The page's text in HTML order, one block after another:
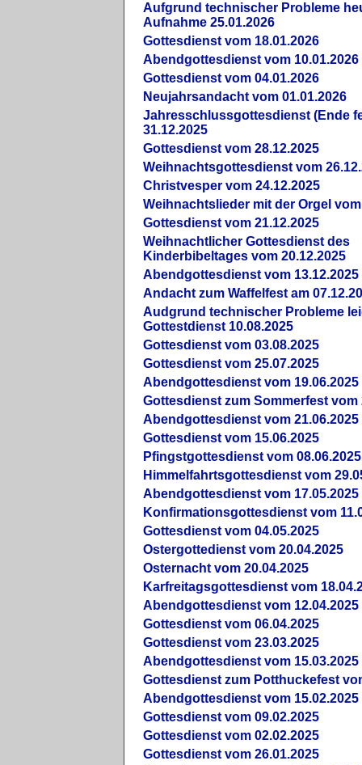
Aufgrund technischer Probleme
Aufnahme 25.01.2026
Gottesdienst vom 18.01.2026
Abendgottesdienst vom 10.01.2026
Gottesdienst vom 04.01.2026
Neujahrsandacht vom 01.01.2026
Jahresschlussgottesdienst (Ende
31.12.2025
Gottesdienst vom 28.12.2025
Weihnachtsgottesdienst vom
Christvesper vom 24.12.2025
Weihnachtslieder mit der Orgel vom
Gottesdienst vom 21.12.2025
Weihnachtlicher Gottesdienst des
Kinderbibeltages vom 20.12.2025
Abendgottesdienst vom 13.12.2025
Andacht zum Waffelfest am
Audgrund technischer Probleme
Gottestdienst 10.08.2025
Gottesdienst vom 03.08.2025
Gottesdienst vom 25.07.2025
Abendgottesdienst vom 19.06.2025
Gottesdienst zum Sommerfest vom
Abendgottesdienst vom 21.06.2025
Gottesdienst vom 15.06.2025
Pfingstgottesdienst vom 08.06.2025
Himmelfahrtsgottesdienst vom
Abendgottesdienst vom 17.05.2025
Konfirmationsgottesdienst vom
Gottesdienst vom 04.05.2025
Ostergottedienst vom 20.04.2025
Osternacht vom 20.04.2025
Karfreitagsgottesdienst vom
Abendgottesdienst vom 12.04.2025
Gottesdienst vom 06.04.2025
Gottesdienst vom 23.03.2025
Abendgottesdienst vom 15.03.2025
Gottesdienst zum Potthuckefest
Abendgottesdienst vom 15.02.2025
Gottesdienst vom 09.02.2025
Gottesdienst vom 02.02.2025
Gottesdienst vom 26.01.2025